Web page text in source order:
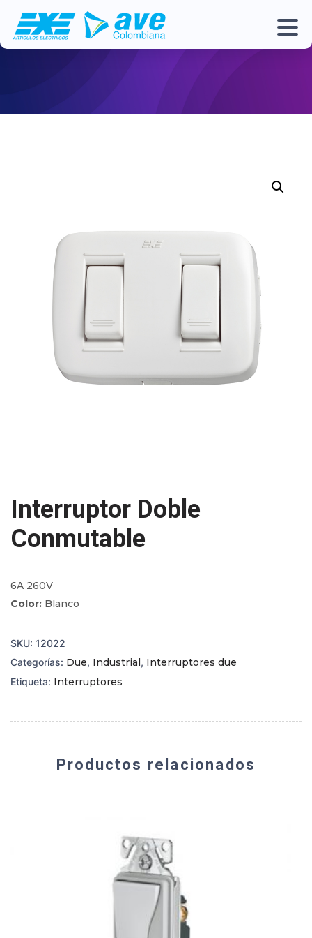
Interruptor Doble
Conmutable
6A 260V
Color: Blanco
SKU: 12022
Categorías: Due, Industrial, Interruptores due
Etiqueta: Interruptores
Productos relacionados